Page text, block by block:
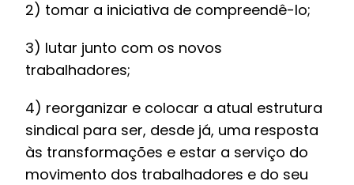
2) tomar a iniciativa de compreendê-lo;
3) lutar junto com os novos
trabalhadores;
4) reorganizar e colocar a atual estrutura
sindical para ser, desde já, uma resposta
às transformações e estar a serviço do
movimento dos trabalhadores e do seu